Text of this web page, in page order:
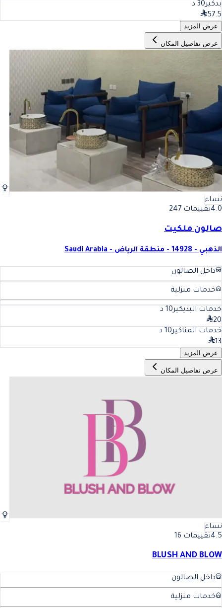
بدكير30 د
57.5
عرض المزيد
عرض تفاصيل المكان
نساء
4.0تقييمات 247
صالون ملكيت
الذهبي - 14928 - منطقة الرياض - Saudi Arabia
داخل الصالون
خدمات منزلية
خدمات البديكير10 د
20
خدمات المناكير10 د
13
عرض المزيد
عرض تفاصيل المكان
نساء
4.5تقييمات 16
BLUSH AND BLOW
داخل الصالون
خدمات منزلية